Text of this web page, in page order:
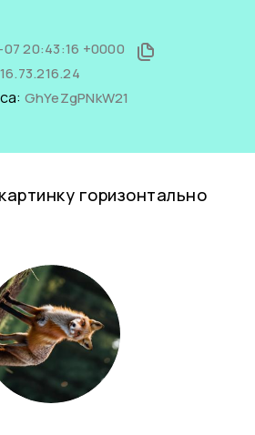
20:43:16 +0000
GhYeZgPNkW21
горизонтально